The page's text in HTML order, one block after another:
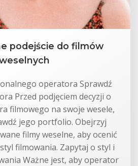
podejście do filmów
operatora Sprawdź
Przed podjęciem decyzji o
filmowego na swoje wesele,
jego portfolio. Obejrzyj
filmy weselne, aby ocenić
filmowania. Zapytaj o styl i
Ważne jest, aby operator